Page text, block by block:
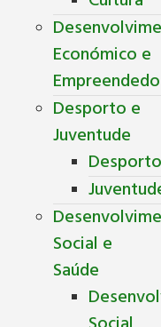
Económico e
Desporto e
Juventude
Social e
Saúde